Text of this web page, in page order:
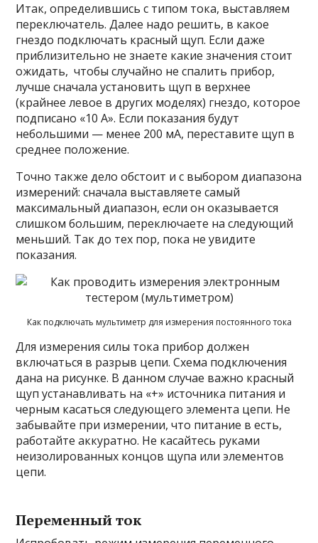
Итак, определившись с типом тока, выставляем
переключатель. Далее надо решить, в какое
гнездо подключать красный щуп. Если даже
приблизительно не знаете какие значения стоит
ожидать, чтобы случайно не спалить прибор,
лучше сначала установить щуп в верхнее
(крайнее левое в других моделях) гнездо, которое
подписано «10 А». Если показания будут
небольшими — менее 200 мА, переставите щуп в
среднее положение.
Точно также дело обстоит и с выбором диапазона
измерений: сначала выставляете самый
максимальный диапазон, если он оказывается
слишком большим, переключаете на следующий
меньший. Так до тех пор, пока не увидите
показания.
Как подключать мультиметр для измерения постоянного тока
Для измерения силы тока прибор должен
включаться в разрыв цепи. Схема подключения
дана на рисунке. В данном случае важно красный
щуп устанавливать на «+» источника питания и
черным касаться следующего элемента цепи. Не
забывайте при измерении, что питание в есть,
работайте аккуратно. Не касайтесь руками
неизолированных концов щупа или элементов
цепи.
Переменный ток